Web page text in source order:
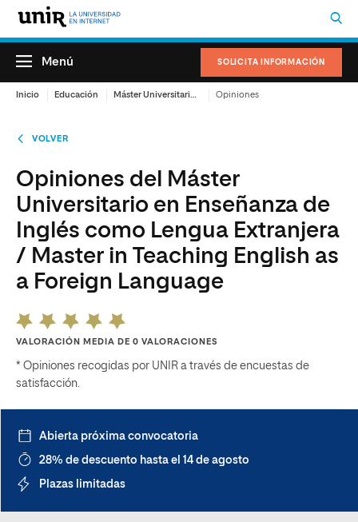
SOLICITA INFORMACIÓN
Menú
Inicio Educación Opiniones
VOLVER
Opiniones del Máster
Universitario en Enseñanza de
Inglés como Lengua Extranjera
/ Master in Teaching English as
a Foreign Language
VALORACIÓN MEDIA DE 0 VALORACIONES
* Opiniones recogidas por UNIR a través de encuestas de
satisfacción.
Abierta próxima convocatoria
28% de descuento hasta el 14 de agosto
Plazas limitadas